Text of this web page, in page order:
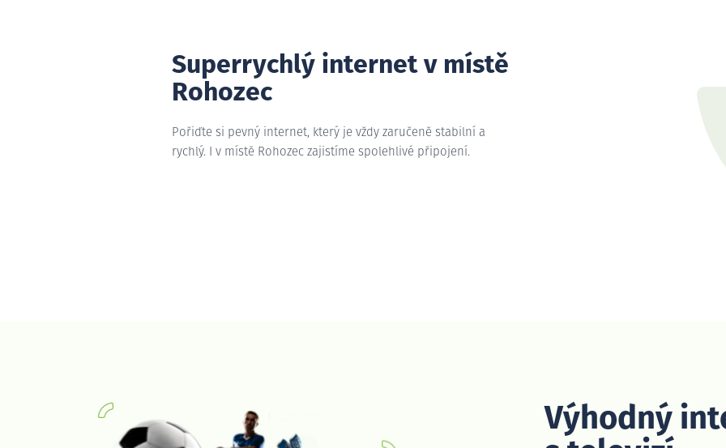
Superrychlý internet v místě
Rohozec
Pořiďte si pevný internet, který je vždy zaručeně stabilní a
rychlý. I v místě Rohozec zajistíme spolehlivé připojení.
Výhodný